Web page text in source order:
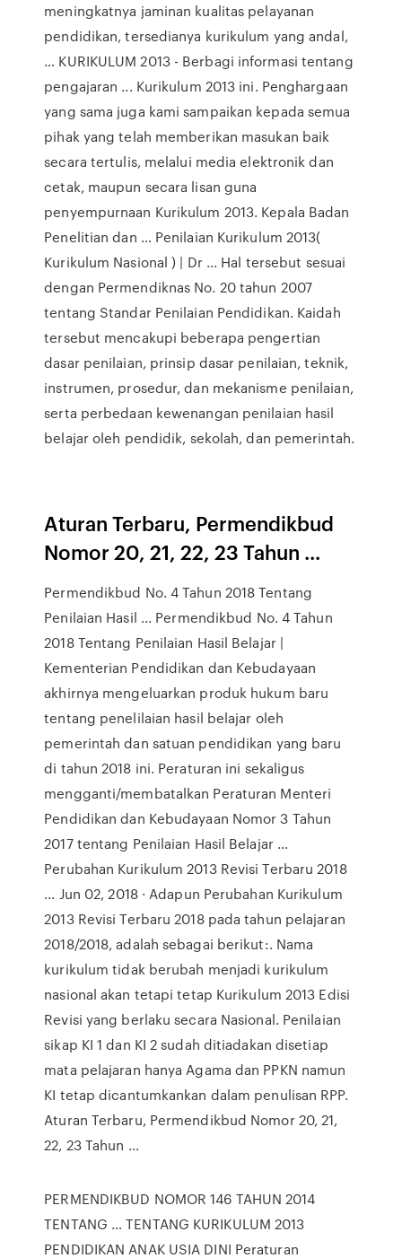
meningkatnya jaminan kualitas pelayanan
pendidikan, tersedianya kurikulum yang andal,
… KURIKULUM 2013 - Berbagi informasi tentang
pengajaran ... Kurikulum 2013 ini. Penghargaan
yang sama juga kami sampaikan kepada semua
pihak yang telah memberikan masukan baik
secara tertulis, melalui media elektronik dan
cetak, maupun secara lisan guna
penyempurnaan Kurikulum 2013. Kepala Badan
Penelitian dan … Penilaian Kurikulum 2013(
Kurikulum Nasional ) | Dr ... Hal tersebut sesuai
dengan Permendiknas No. 20 tahun 2007
tentang Standar Penilaian Pendidikan. Kaidah
tersebut mencakupi beberapa pengertian
dasar penilaian, prinsip dasar penilaian, teknik,
instrumen, prosedur, dan mekanisme penilaian,
serta perbedaan kewenangan penilaian hasil
belajar oleh pendidik, sekolah, dan pemerintah.
Aturan Terbaru, Permendikbud
Nomor 20, 21, 22, 23 Tahun ...
Permendikbud No. 4 Tahun 2018 Tentang
Penilaian Hasil ... Permendikbud No. 4 Tahun
2018 Tentang Penilaian Hasil Belajar |
Kementerian Pendidikan dan Kebudayaan
akhirnya mengeluarkan produk hukum baru
tentang penelilaian hasil belajar oleh
pemerintah dan satuan pendidikan yang baru
di tahun 2018 ini. Peraturan ini sekaligus
mengganti/membatalkan Peraturan Menteri
Pendidikan dan Kebudayaan Nomor 3 Tahun
2017 tentang Penilaian Hasil Belajar …
Perubahan Kurikulum 2013 Revisi Terbaru 2018
... Jun 02, 2018 · Adapun Perubahan Kurikulum
2013 Revisi Terbaru 2018 pada tahun pelajaran
2018/2018, adalah sebagai berikut:. Nama
kurikulum tidak berubah menjadi kurikulum
nasional akan tetapi tetap Kurikulum 2013 Edisi
Revisi yang berlaku secara Nasional. Penilaian
sikap KI 1 dan KI 2 sudah ditiadakan disetiap
mata pelajaran hanya Agama dan PPKN namun
KI tetap dicantumkankan dalam penulisan RPP.
Aturan Terbaru, Permendikbud Nomor 20, 21,
22, 23 Tahun ...
PERMENDIKBUD NOMOR 146 TAHUN 2014
TENTANG … TENTANG KURIKULUM 2013
PENDIDIKAN ANAK USIA DINI Peraturan